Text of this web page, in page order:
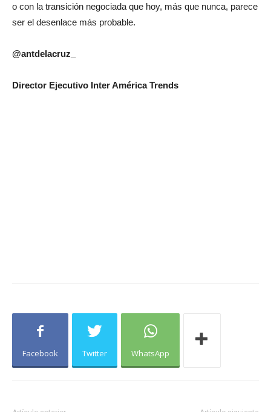
o con la transición negociada que hoy, más que nunca, parece
ser el desenlace más probable.
@antdelacruz_
Director Ejecutivo Inter América Trends
Facebook Twitter WhatsApp